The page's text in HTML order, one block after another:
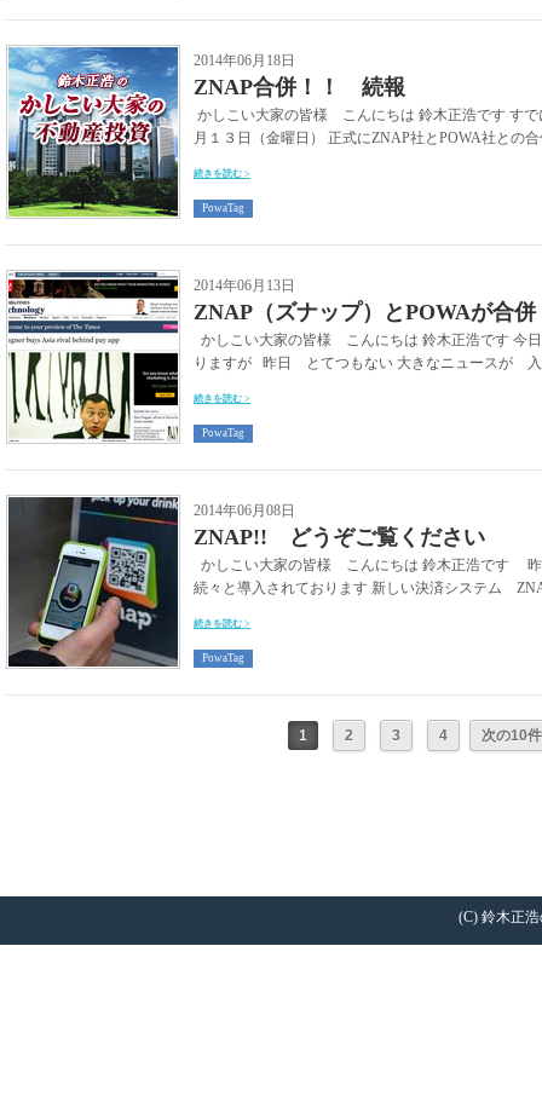
2014年06月18日
ZNAP合併！！ 続報
かしこい大家の皆様 こんにちは 鈴木正浩です す
月１３日（金曜日） 正式にZNAP社とPOWA社との
続きを読む >
PowaTag
2014年06月13日
ZNAP（ズナップ）とPOWAが合併
かしこい大家の皆様 こんにちは 鈴木正浩です
りますが 昨日 とてつもない 大きなニュースが 入
続きを読む >
PowaTag
2014年06月08日
ZNAP!! どうぞご覧ください
かしこい大家の皆様 こんにちは 鈴木正浩です
続々と導入されております 新しい決済システム
続きを読む >
PowaTag
1 2 3 4 次の10件
(C) 鈴木正